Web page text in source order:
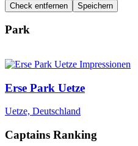
Check entfernen Speichern
Park
Erse Park Uetze
Uetze, Deutschland
Captains Ranking